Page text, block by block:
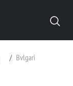
Bvlgari